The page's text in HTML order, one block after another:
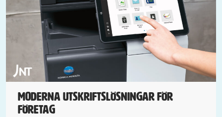
Moderna utskriftslösningar för
företag